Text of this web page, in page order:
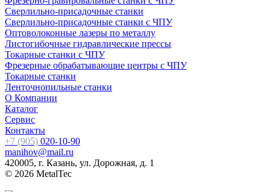
Сверлильно-присадочные станки
Сверлильно-присадочные станки с ЧПУ
Оптоволоконные лазеры по металлу
Листогибочные гидравлические прессы
Токарные станки с ЧПУ
Фрезерные обрабатывающие центры с ЧПУ
Токарные станки
Ленточнопильные станки
О Компании
Каталог
Сервис
Контакты
+7 (905) 020-10-90
manihov@mail.ru
420005, г. Казань, ул. Дорожная, д. 1
© 2026 MetalTec